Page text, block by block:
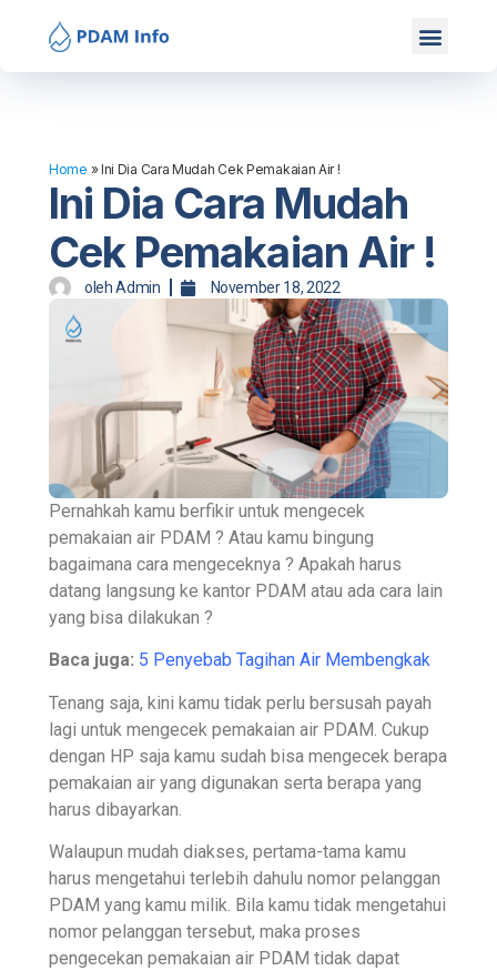
Home » Ini Dia Cara Mudah Cek Pemakaian Air !
Ini Dia Cara Mudah
Cek Pemakaian Air !
olehAdmin November 18, 2022
Pernahkah kamu berfikir untuk mengecek
pemakaian air PDAM ? Atau kamu bingung
bagaimana cara mengeceknya ? Apakah harus
datang langsung ke kantor PDAM atau ada cara lain
yang bisa dilakukan ?
Baca juga: 5 Penyebab Tagihan Air Membengkak
Tenang saja, kini kamu tidak perlu bersusah payah
lagi untuk mengecek pemakaian air PDAM. Cukup
dengan HP saja kamu sudah bisa mengecek berapa
pemakaian air yang digunakan serta berapa yang
harus dibayarkan.
Walaupun mudah diakses, pertama-tama kamu
harus mengetahui terlebih dahulu nomor pelanggan
PDAM yang kamu milik. Bila kamu tidak mengetahui
nomor pelanggan tersebut, maka proses
pengecekan pemakaian air PDAM tidak dapat